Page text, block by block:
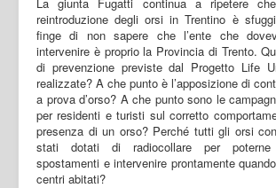
reintroduzione degli orsi in Trentino è
finge di non sapere che l’ente che
intervenire è proprio la Provincia di Trento.
di prevenzione previste dal Progetto Life
realizzate? A che punto è l’apposizione di
a prova d’orso? A che punto sono le
per residenti e turisti sul corretto
presenza di un orso? Perché tutti gli orsi
stati dotati di radiocollare per poterne
spostamenti e intervenire prontamente
centri abitati?